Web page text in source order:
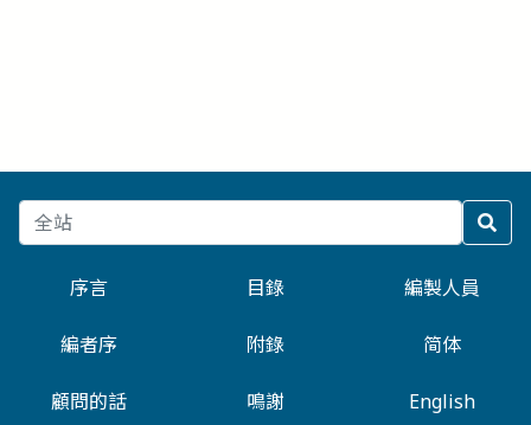
序言 目錄 編製人員
編者序 附錄 简体
顧問的話 鳴謝 English